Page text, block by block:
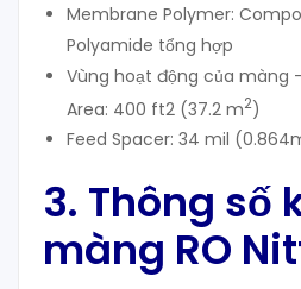
Membrane Polymer:
Polyamide tổng hợp
Vùng hoạt động của màng
Area: 400 ft2 (37.2 m2)
Feed Spacer: 34 mil
3. Thông số
màng RO